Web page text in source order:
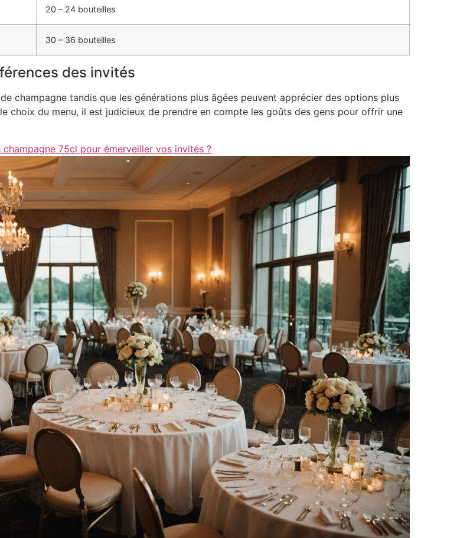
20 – 24 bouteilles
30 – 36 bouteilles
des invités
champagne tandis que les générations plus âgées peuvent apprécier des options plus
choix du menu, il est judicieux de prendre en compte les goûts des gens pour offrir une
75cl pour émerveiller vos invités ?